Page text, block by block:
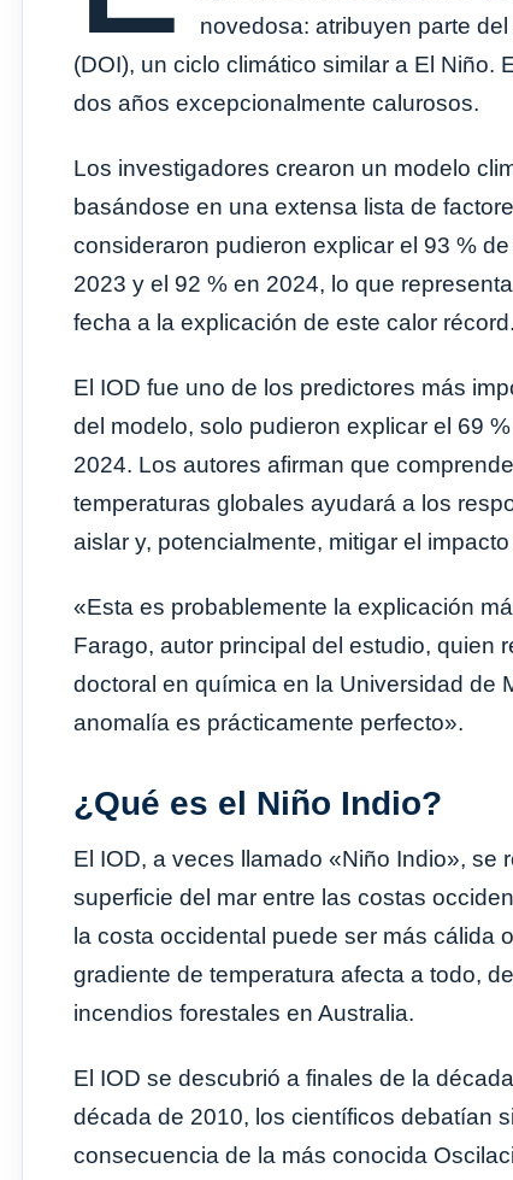
novedosa: atribuyen parte
(DOI), un ciclo climático similar a El Niño.
dos años excepcionalmente calurosos.
Los investigadores crearon un modelo
basándose en una extensa lista de
consideraron pudieron explicar el 93 %
2023 y el 92 % en 2024, lo que
fecha a la explicación de este calor récord.
El IOD fue uno de los predictores más
del modelo, solo pudieron explicar el 69
2024. Los autores afirman que
temperaturas globales ayudará a los
aislar y, potencialmente, mitigar el
«Esta es probablemente la explicación
Farago, autor principal del estudio, quien
doctoral en química en la Universidad de
anomalía es prácticamente perfecto».
¿Qué es el Niño Indio?
El IOD, a veces llamado «Niño Indio», se
superficie del mar entre las costas
la costa occidental puede ser más cálida
gradiente de temperatura afecta a todo,
incendios forestales en Australia.
El IOD se descubrió a finales de la
década de 2010, los científicos debatían
consecuencia de la más conocida